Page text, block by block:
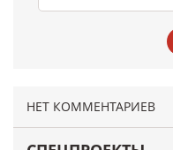
НЕТ КОММЕНТАРИЕВ